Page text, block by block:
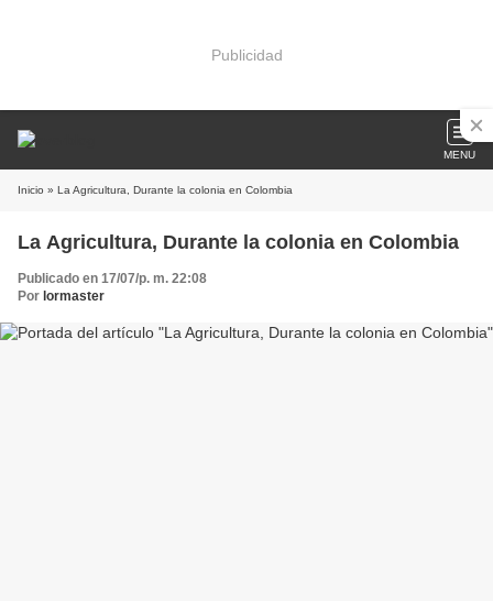
Publicidad
MENU
Inicio » La Agricultura, Durante la colonia en Colombia
La Agricultura, Durante la colonia en Colombia
Publicado en 17/07/p. m. 22:08
Por lormaster